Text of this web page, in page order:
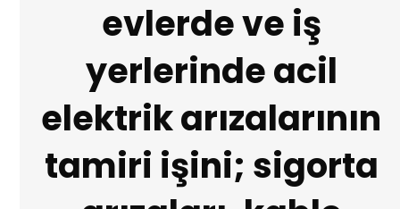
evlerde ve iş
yerlerinde acil
elektrik arızalarının
tamiri işini; sigorta